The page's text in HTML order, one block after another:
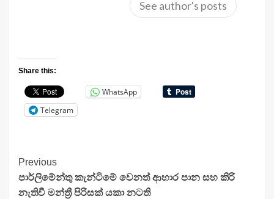
See author's posts
Share this:
WhatsApp
Telegram
Continue
Reading
Previous
පාර්ලිමේන්තු කැන්ටිමේ වෙනත් ආහාර පාන සහ කිරි
නැතිවී මන්ත්‍රී පිරිසක් යකා නටති